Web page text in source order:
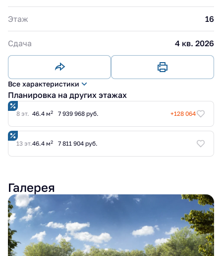
Этаж 16
Сдача 4 кв. 2026
Все характеристики
Планировка на других этажах
8 эт. 46.4 м2 7 939 968 руб. +128 064
13 эт.46.4 м2 7 811 904 руб.
Галерея